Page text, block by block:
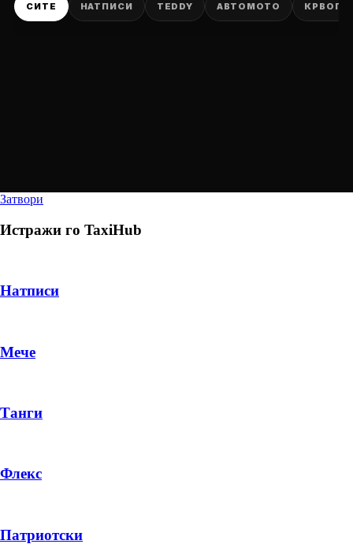
СИТЕ НАТПИСИ TEDDY АВТОМОТО
PRODUCT
Затвори
Истражи го TaxiHub
Натписи
Мече
Танги
Флекс
Патриотски